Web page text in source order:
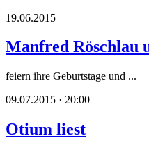
19.06.2015
Manfred Röschlau
feiern ihre Geburtstage und ...
09.07.2015 · 20:00
Otium liest